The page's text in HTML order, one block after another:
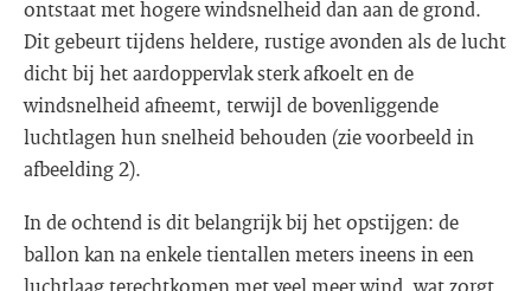
ontstaat met hogere windsnelheid dan aan de grond.
Dit gebeurt tijdens heldere, rustige avonden als de lucht
dicht bij het aardoppervlak sterk afkoelt en de
windsnelheid afneemt, terwijl de bovenliggende
luchtlagen hun snelheid behouden (zie voorbeeld in
afbeelding 2).
In de ochtend is dit belangrijk bij het opstijgen: de
ballon kan na enkele tientallen meters ineens in een
luchtlaag terechtkomen met veel meer wind, wat zorgt